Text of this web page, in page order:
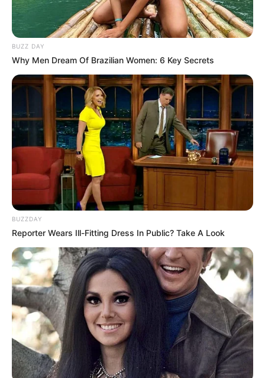
LIHAT ARTIKEL LAINNYA
10 Ide Celana Harem
Hijab, Nyaman dan Stylish
10 Inspirasi Berpakaian
dengan Sweater, Cocok
untuk Musim Dingin
Feminim, 10 Ide Padu
10 Cara Tampil Modis
BUZZ DAY
Why Men Dream Of Brazilian Women: 6 Key Secrets
BUZZDAY
Reporter Wears Ill-Fitting Dress In Public? Take A Look